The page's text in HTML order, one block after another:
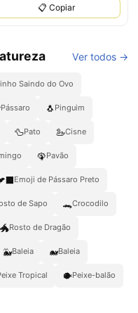
📋 Copiar
Ver todos →
Saindo do Ovo
Pássaro 🐧 Pinguim
🦆Pato 🦢Cisne
🦚Pavão
Emoji de Pássaro Preto
de Sapo 🐊Crocodilo
🐲Rosto de Dragão
🐳Baleia 🐋Baleia
Tropical 🐡Peixe-balão